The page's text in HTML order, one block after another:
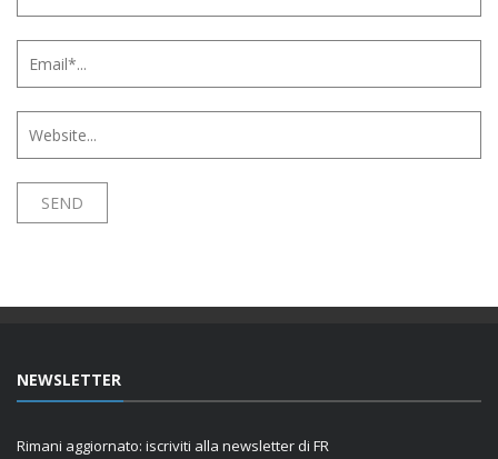
NEWSLETTER
Rimani aggiornato: iscriviti alla newsletter di FR